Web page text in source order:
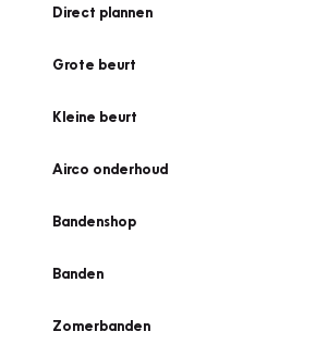
Direct plannen
Grote beurt
Kleine beurt
Airco onderhoud
Bandenshop
Banden
Zomerbanden